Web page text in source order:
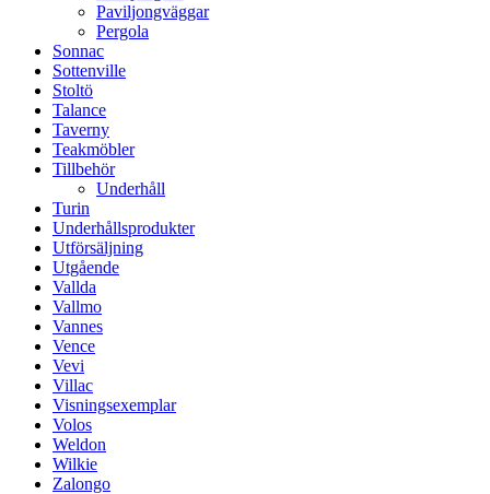
Paviljongväggar
Pergola
Sonnac
Sottenville
Stoltö
Talance
Taverny
Teakmöbler
Tillbehör
Underhåll
Turin
Underhållsprodukter
Utförsäljning
Utgående
Vallda
Vallmo
Vannes
Vence
Vevi
Villac
Visningsexemplar
Volos
Weldon
Wilkie
Zalongo